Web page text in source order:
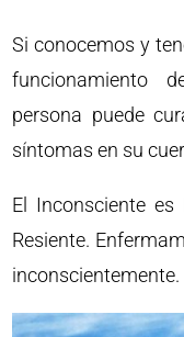
Si conocemos y
funcionamiento
persona puede
síntomas en su
El Inconsciente
Resiente.
inconscientemente.